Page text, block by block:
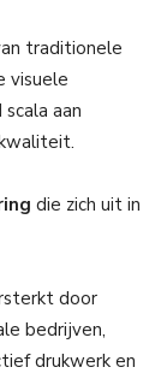
traditionele
visuele
aan
die zich uit in
door
bedrijven,
drukwerk en